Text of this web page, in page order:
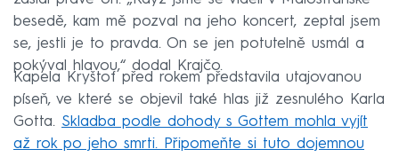
besedě, kam mě pozval na jeho koncert, zeptal jsem
se, jestli je to pravda. On se jen potutelně usmál a
pokýval hlavou,“ dodal Krajčo.
Kapela Kryštof před rokem představila utajovanou
píseň, ve které se objevil také hlas již zesnulého Karla
Gotta. Skladba podle dohody s Gottem mohla vyjít
až rok po jeho smrti. Připomeňte si tuto dojemnou